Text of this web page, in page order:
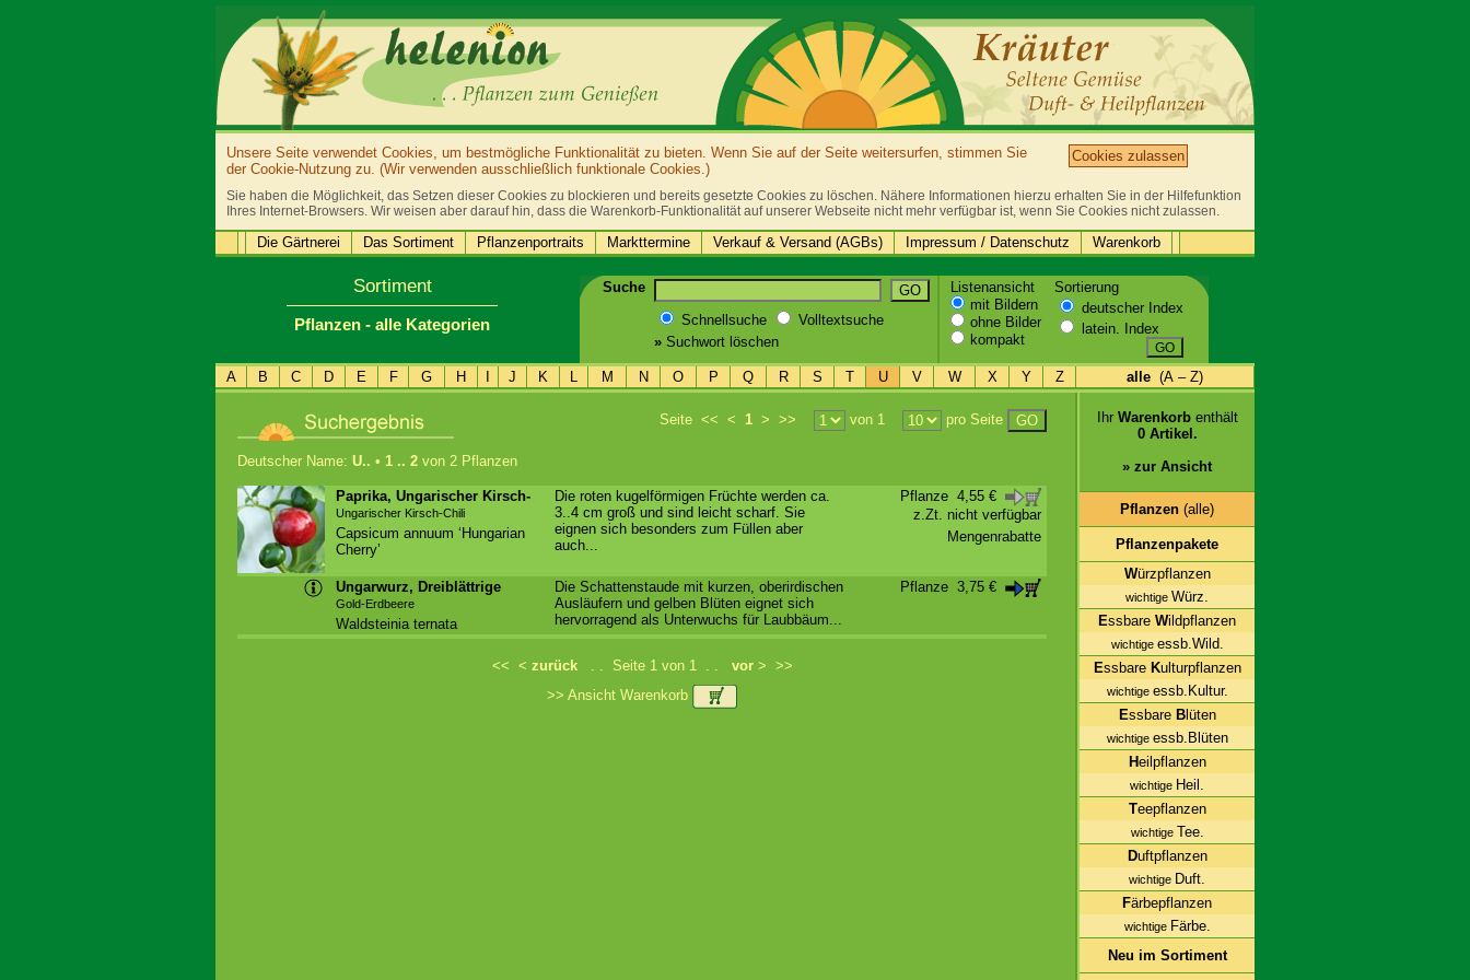
Unsere Seite verwendet Cookies, um bestmögliche Funktionalität zu bieten. Wenn Sie auf der Seite weitersurfen, stimmen Sie
der Cookie-Nutzung zu. (Wir verwenden ausschließlich funktionale Cookies.)
Cookies zulassen
Sie haben die Möglichkeit, das Setzen dieser Cookies zu blockieren und bereits gesetzte Cookies zu löschen. Nähere Informationen hierzu erhalten Sie in der Hilfefunktion
Ihres Internet-Browsers. Wir weisen aber darauf hin, dass die Warenkorb-Funktionalität auf unserer Webseite nicht mehr verfügbar ist, wenn Sie Cookies nicht zulassen.
Die Gärtnerei Das Sortiment Pflanzenportraits Markttermine Verkauf & Versand (AGBs) Impressum / Datenschutz Warenkorb
Sortiment
Pflanzen - alle Kategorien
Suche
GO
Schnellsuche
Volltextsuche
» Suchwort löschen
Listenansicht
mit Bildern
ohne Bilder
kompakt
Sortierung
deutscher Index
latein. Index
GO
A B C D E F G H J K L M N O P Q R S T U V W X Y Z alle (A – Z)
Seite << < 1 > >> von 1 pro Seite GO
Deutscher Name: U.. • 1 .. 2 von 2 Pflanzen
Paprika, Ungarischer Kirsch-
Ungarischer Kirsch-Chili
Capsicum annuum ‘Hungarian
Cherry’
Die roten kugelförmigen Früchte werden ca.
3..4 cm groß und sind leicht scharf. Sie
eignen sich besonders zum Füllen aber
auch...
Pflanze 4,55 €
z.Zt. nicht verfügbar
Mengenrabatte
Ungarwurz, Dreiblättrige
Gold-Erdbeere
Waldsteinia ternata
Die Schattenstaude mit kurzen, oberirdischen
Ausläufern und gelben Blüten eignet sich
hervorragend als Unterwuchs für Laubbäum...
Pflanze 3,75 €
<< < zurück. . Seite 1 von 1 . . vor> >>
>> Ansicht Warenkorb
Ihr Warenkorbenthält
0 Artikel.
» zur Ansicht
Pflanzen (alle)
Pflanzenpakete
Würzpflanzen
wichtige Würz.
Essbare Wildpflanzen
wichtige essb.Wild.
Essbare Kulturpflanzen
wichtige essb.Kultur.
Essbare Blüten
wichtige essb.Blüten
Heilpflanzen
wichtige Heil.
Teepflanzen
wichtige Tee.
Duftpflanzen
wichtige Duft.
Färbepflanzen
wichtige Färbe.
Neu im Sortiment